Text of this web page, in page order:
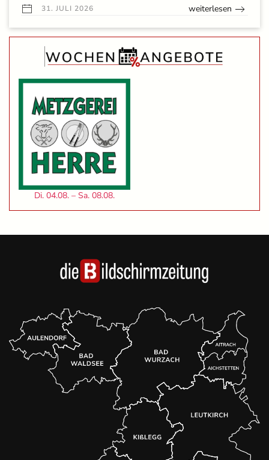
31. JULI 2026 weiterlesen
Di. 04.08. – Sa. 08.08.